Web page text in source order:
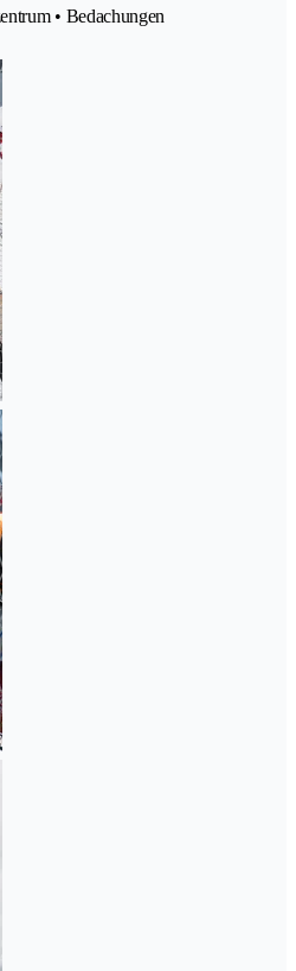
• Bedachungen